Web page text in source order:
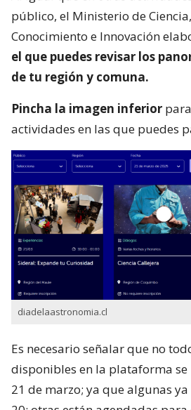
público, el Ministerio de
Conocimiento e Innovación
el que puedes revisar los
de tu región y comuna.
Pincha la imagen inferior
actividades en las que puedes
diadelaastronomia.cl
Es necesario señalar que no
disponibles en la plataforma
21 de marzo; ya que algunas